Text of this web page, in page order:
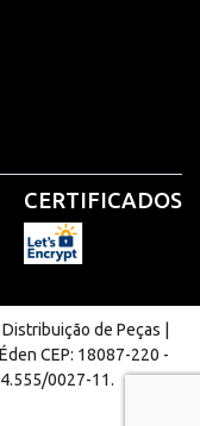
CERTIFICADOS
de Peças |
CEP: 18087-220 -
0027-11.